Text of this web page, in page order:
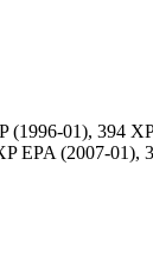
01),
EPA (2007-01),